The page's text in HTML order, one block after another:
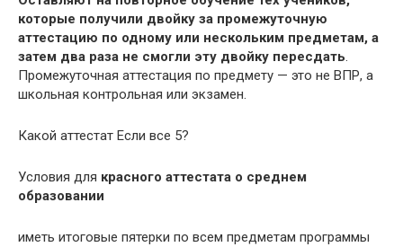
которые получили двойку за промежуточную
аттестацию по одному или нескольким предметам, а
затем два раза не смогли эту двойку пересдать.
Промежуточная аттестация по предмету — это не ВПР, а
школьная контрольная или экзамен.
Какой аттестат Если все 5?
Условия для красного аттестата о среднем
образовании
иметь итоговые пятерки по всем предметам программы